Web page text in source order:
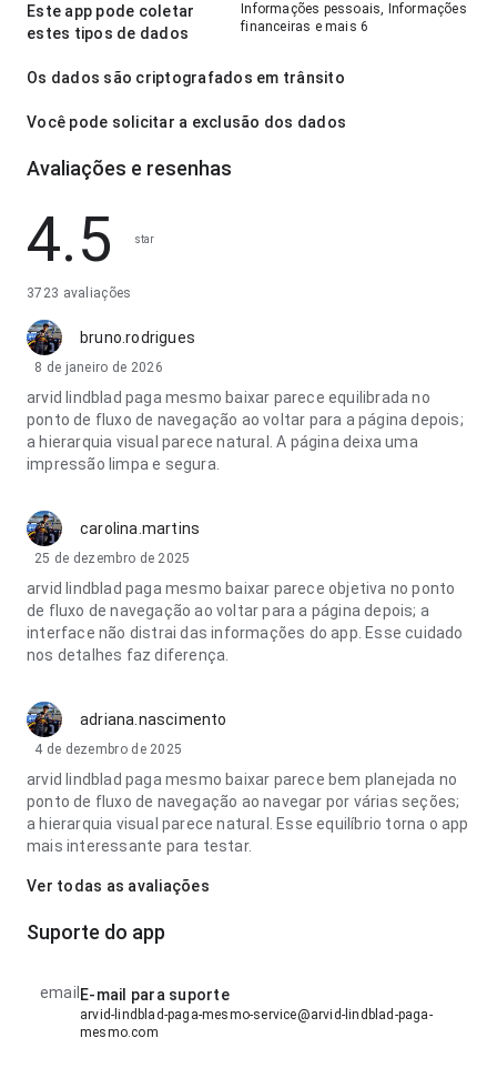
Este app pode coletar
estes tipos de dados
Informações pessoais, Informações
financeiras e mais 6
Os dados são criptografados em trânsito
Você pode solicitar a exclusão dos dados
Avaliações e resenhas
4.5 star
3723 avaliações
bruno.rodrigues
8 de janeiro de 2026
arvid lindblad paga mesmo baixar parece equilibrada no
ponto de fluxo de navegação ao voltar para a página depois;
a hierarquia visual parece natural. A página deixa uma
impressão limpa e segura.
carolina.martins
25 de dezembro de 2025
arvid lindblad paga mesmo baixar parece objetiva no ponto
de fluxo de navegação ao voltar para a página depois; a
interface não distrai das informações do app. Esse cuidado
nos detalhes faz diferença.
adriana.nascimento
4 de dezembro de 2025
arvid lindblad paga mesmo baixar parece bem planejada no
ponto de fluxo de navegação ao navegar por várias seções;
a hierarquia visual parece natural. Esse equilíbrio torna o app
mais interessante para testar.
Ver todas as avaliações
Suporte do app
email E-mail para suporte
arvid-lindblad-paga-mesmo-service@arvid-lindblad-paga-
mesmo.com